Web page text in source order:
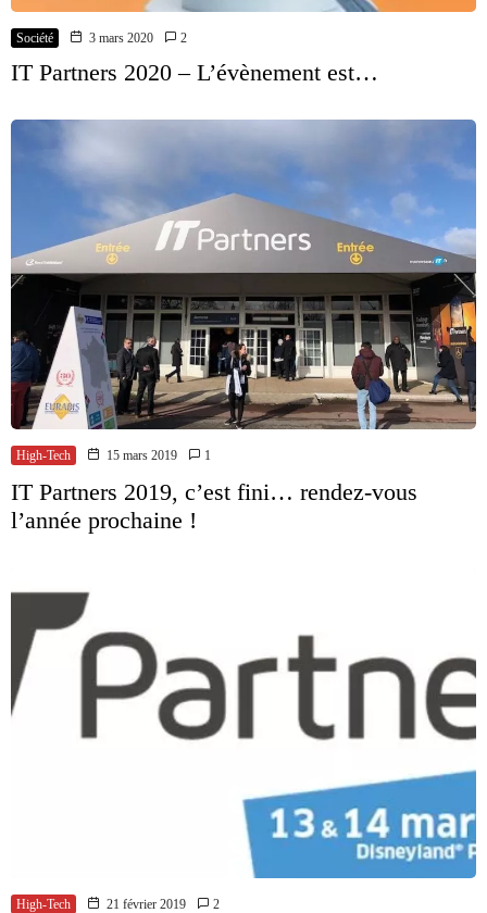
Société 3 mars 2020 2
IT Partners 2020 – L’évènement est…
High-Tech 15 mars 2019 1
IT Partners 2019, c’est fini… rendez-vous
l’année prochaine !
High-Tech 21 février 2019 2